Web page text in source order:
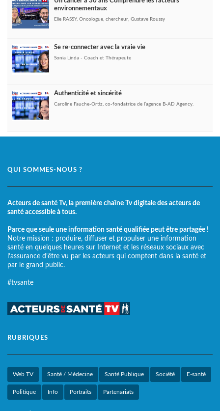
environnementaux
Elie RASSY, Oncologue, chercheur, Gustave Roussy
Se re-connecter avec la vraie vie
Sonia Linda - Coach et Thérapeute
Authenticité et sincérité
Caroline Fauche-Ortiz, co-fondatrice de l’agence B-AD Agency.
QUI SOMMES-NOUS ?
Acteurs de santé Tv, la première chaîne Tv digitale des acteurs de
santé accessible à tous.
Parce que seule une information santé qualifiée peut être partagée !
Notre mission : produire, diffuser et propulser une information
santé en quelques heures sur Internet et les réseaux sociaux avec
l’assurance d’être vu par les acteurs qui comptent dans la santé et
par le grand public.
#tvsante
RUBRIQUES
Web TV Santé / Médecine Santé Publique Société E-santé
Politique Info Portraits Partenariats